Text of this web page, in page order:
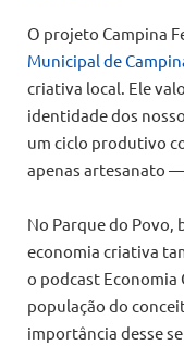
O projeto Campina
Municipal de
criativa local. Ele
identidade dos
um ciclo produtivo
apenas artesanato
No Parque do Povo,
economia criativa
o podcast Economia
população do
importância desse